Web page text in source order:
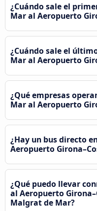
¿Cuándo sale el
Mar al Aeropuerto
¿Cuándo sale el
Mar al Aeropuerto
¿Qué empresas
Mar al Aeropuerto
¿Hay un bus directo
Aeropuerto
¿Qué puedo llevar
al Aeropuerto
Malgrat de Mar?